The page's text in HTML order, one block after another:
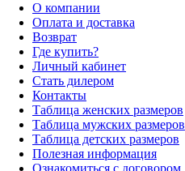
О компании
Оплата и доставка
Возврат
Где купить?
Личный кабинет
Стать дилером
Контакты
Таблица женских размеров
Таблица мужских размеров
Таблица детских размеров
Полезная информация